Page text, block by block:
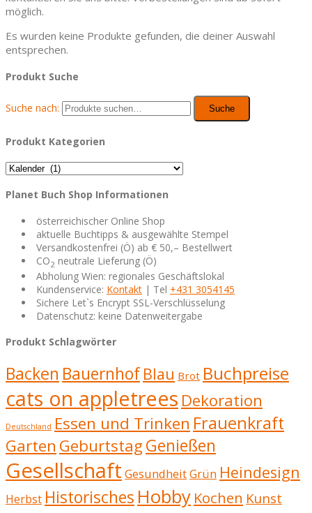
möglich.
Es wurden keine Produkte gefunden, die deiner Auswahl
entsprechen.
Produkt Suche
Suche nach: Suche
Produkt Kategorien
Planet Buch Shop Informationen
österreichischer Online Shop
aktuelle Buchtipps & ausgewählte Stempel
Versandkostenfrei (Ö) ab € 50,– Bestellwert
CO2 neutrale Lieferung (Ö)
Abholung Wien: regionales Geschäftslokal
Kundenservice: Kontakt | Tel +431 3054145
Sichere Let`s Encrypt SSL-Verschlüsselung
Datenschutz: keine Datenweitergabe
Produkt Schlagwörter
Backen Bauernhof Blau Brot Buchpreise
cats on appletrees Dekoration
Deutschland Essen und Trinken Frauenkraft
Garten GeburtstagGenießen
Gesellschaft GesundheitGrün Heindesign
Herbst Historisches Hobby Kochen Kunst